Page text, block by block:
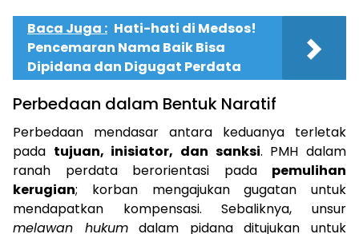
Baca Juga : Hati-hati di Medsos!
Pencemaran Nama Baik Bisa
Dipidana dan Digugat Perdata
Perbedaan dalam Bentuk Naratif
Perbedaan mendasar antara keduanya terletak
pada tujuan, inisiator, dan sanksi. PMH dalam
ranah perdata berorientasi pada pemulihan
kerugian; korban mengajukan gugatan untuk
mendapatkan kompensasi. Sebaliknya, unsur
melawan hukumdalam pidana ditujukan untuk